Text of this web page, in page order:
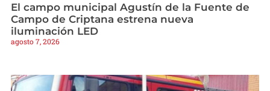
El campo municipal Agustín de la Fuente de
Campo de Criptana estrena nueva
iluminación LED
agosto 7, 2026